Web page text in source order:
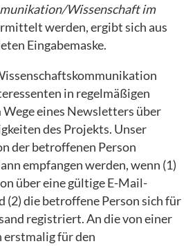
Wissenschaft im
werden, ergibt sich aus
Eingabemaske.
in regelmäßigen
eines Newsletters über
des Projekts. Unser
der betroffenen Person
empfangen werden, wenn (1)
über eine gültige E-Mail-
(2) die betroffene Person sich für
registriert. An die von einer
erstmalig für den